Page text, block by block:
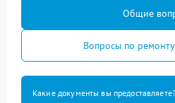
Общие
Вопросы по
Какие документы вы предоставляете?